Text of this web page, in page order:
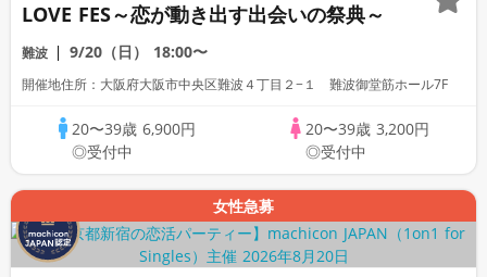
LOVE FES～恋が動き出す出会いの祭典～
難波 9/20（日） 18:00〜
開催地住所：大阪府大阪市中央区難波４丁目２−１ 難波御堂筋ホール7F
20〜39歳 6,900円
◎受付中
20〜39歳 3,200円
◎受付中
女性急募